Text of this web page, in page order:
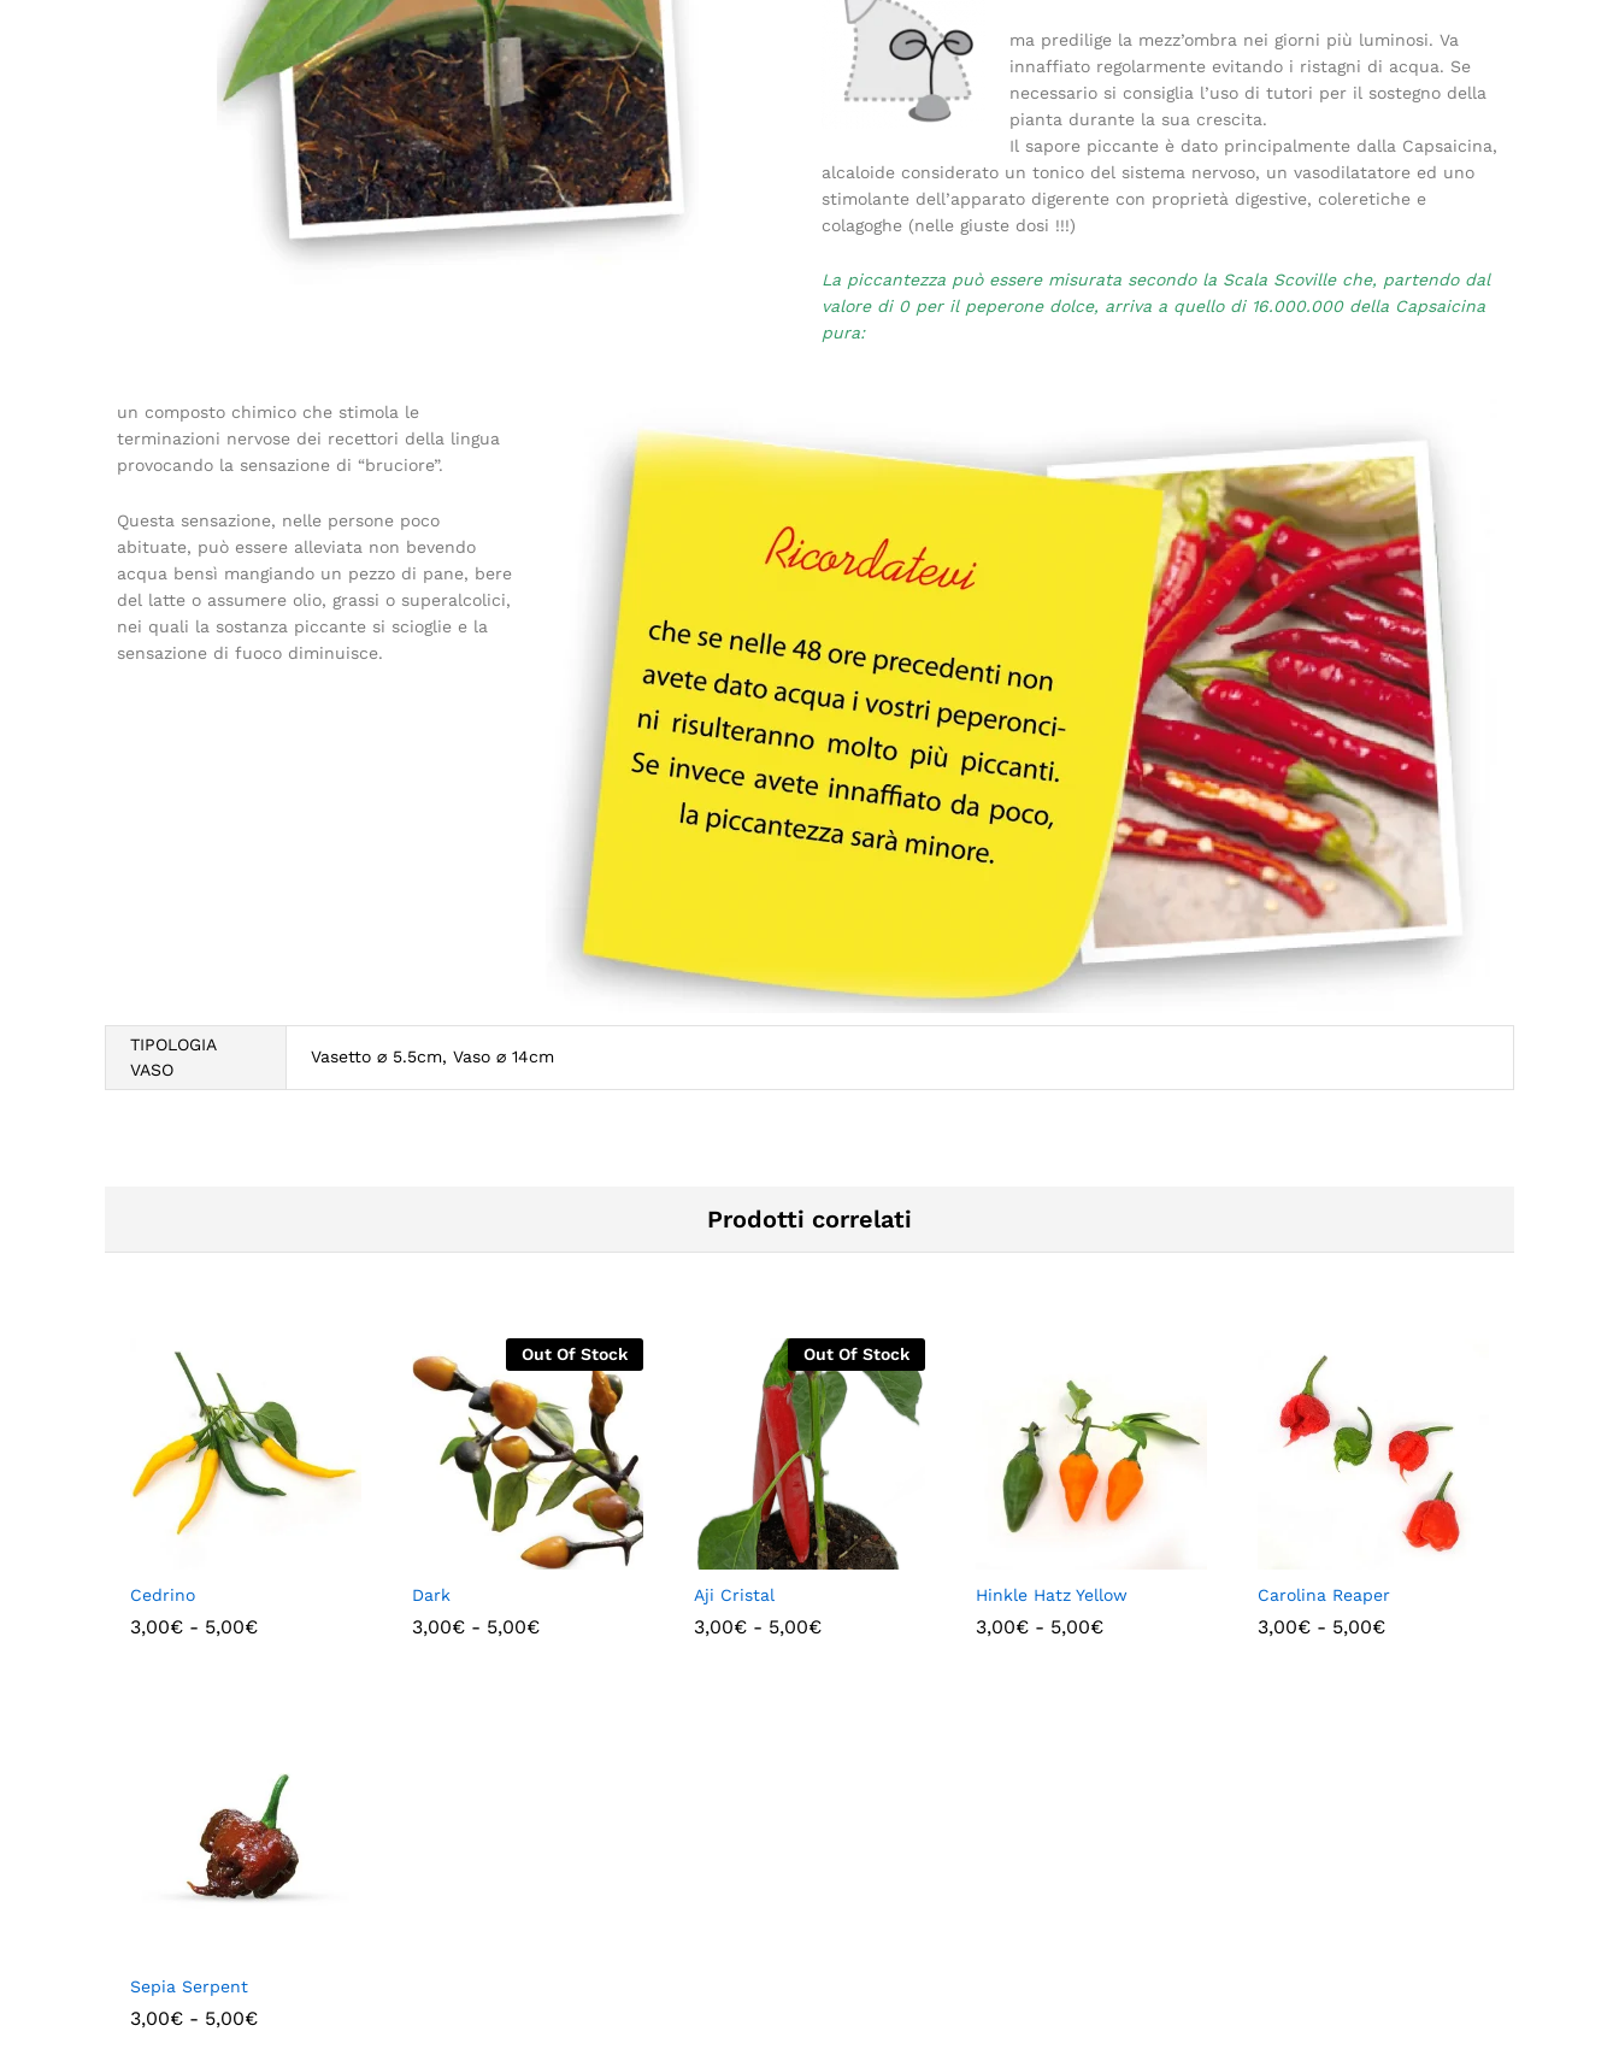
ma predilige la mezz’ombra nei giorni più luminosi. Va
innaffiato regolarmente evitando i ristagni di acqua. Se
necessario si consiglia l’uso di tutori per il sostegno della
pianta durante la sua crescita.
Il sapore piccante è dato principalmente dalla Capsaicina,
alcaloide considerato un tonico del sistema nervoso, un vasodilatatore ed uno
stimolante dell’apparato digerente con proprietà digestive, coleretiche e
colagoghe (nelle giuste dosi !!!)
La piccantezza può essere misurata secondo la Scala Scoville che, partendo dal
valore di 0 per il peperone dolce, arriva a quello di 16.000.000 della Capsaicina
pura:
un composto chimico che stimola le
terminazioni nervose dei recettori della lingua
provocando la sensazione di “bruciore”.
Questa sensazione, nelle persone poco
abituate, può essere alleviata non bevendo
acqua bensì mangiando un pezzo di pane, bere
del latte o assumere olio, grassi o superalcolici,
nei quali la sostanza piccante si scioglie e la
sensazione di fuoco diminuisce.
TIPOLOGIA
VASO
Vasetto ⌀ 5.5cm, Vaso ⌀ 14cm
Prodotti correlati
Cedrino
3,00€ - 5,00€
Out Of Stock
Dark
3,00€ - 5,00€
Out Of Stock
Aji Cristal
3,00€ - 5,00€
Hinkle Hatz Yellow
3,00€ - 5,00€
Carolina Reaper
3,00€ - 5,00€
Sepia Serpent
3,00€ - 5,00€